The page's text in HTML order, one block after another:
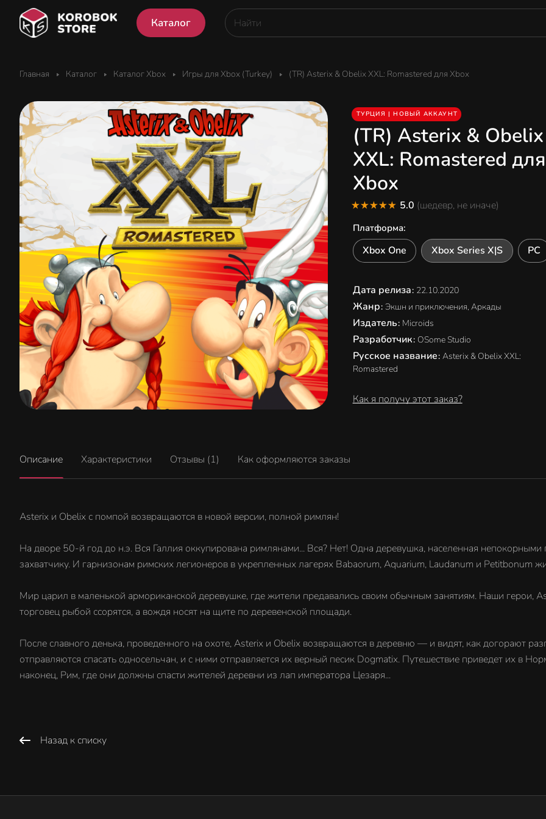
Каталог
Главная Каталог Каталог Xbox Игры для Xbox (Turkey) (TR) Asterix & Obelix XXL: Romastered для Xbox
ТУРЦИЯ | НОВЫЙ АККАУНТ
(TR) Asterix & Obelix
XXL: Romastered для
Xbox
5.0 (шедевр, не иначе)
Платформа:
Xbox One Xbox Series X|S PC
Дата релиза: 22.10.2020
Жанр: Экшн и приключения, Аркады
Издатель: Microids
Разработчик: OSome Studio
Русское название: Asterix & Obelix XXL:
Romastered
Как я получу этот заказ?
Описание Характеристики Отзывы (1) Как оформляются заказы
Asterix и Obelix с помпой возвращаются в новой версии, полной римлян!
На дворе 50-й год до н.э. Вся Галлия оккупирована римлянами... Вся? Нет! Одна деревушка, населенная непокорными
захватчику. И гарнизонам римских легионеров в укрепленных лагерях Babaorum, Aquarium, Laudanum и Petitbonum
Мир царил в маленькой армориканской деревушке, где жители предавались своим обычным занятиям. Наши герои,
торговец рыбой ссорятся, а вождя носят на щите по деревенской площади.
После славного денька, проведенного на охоте, Asterix и Obelix возвращаются в деревню — и видят, как догорают
отправляются спасать односельчан, и с ними отправляется их верный песик Dogmatix. Путешествие приведет их в
наконец, Рим, где они должны спасти жителей деревни из лап императора Цезаря...
Назад к списку